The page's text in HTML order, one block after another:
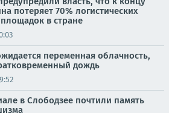
потеряет 70% логистических
в стране
переменная облачность,
дождь
в Слободзее почтили память